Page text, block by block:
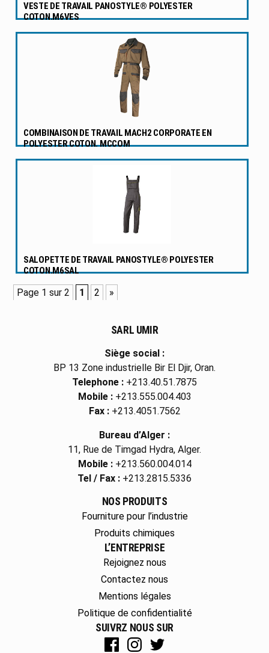
VESTE DE TRAVAIL PANOSTYLE® POLYESTER
COTON.M6VES
COMBINAISON DE TRAVAIL MACH2 CORPORATE EN
POLYESTER COTON. MCCOM
SALOPETTE DE TRAVAIL PANOSTYLE® POLYESTER
COTON.M6SAL
Page 1 sur 2 1 2 »
SARL UMIR
Siège social :
BP 13 Zone industrielle Bir El Djir, Oran.
Telephone : +213.40.51.7875
Mobile :+213.555.004.403
Fax :+213.4051.7562
Bureau d’Alger :
11, Rue de Timgad Hydra, Alger.
Mobile :+213.560.004.014
Tel / Fax : +213.2815.5336
NOS PRODUITS
Fourniture pour l’industrie
Produits chimiques
L’ENTREPRISE
Rejoignez nous
Contactez nous
Mentions légales
Politique de confidentialité
SUIVRZ NOUS SUR